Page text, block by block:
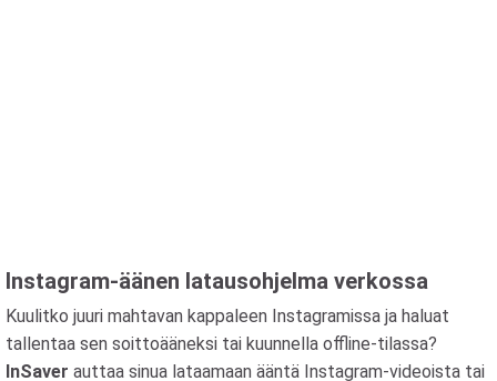
Instagram-äänen latausohjelma verkossa
Kuulitko juuri mahtavan kappaleen Instagramissa ja haluat
tallentaa sen soittoääneksi tai kuunnella offline-tilassa?
InSaver auttaa sinua lataamaan ääntä Instagram-videoista tai